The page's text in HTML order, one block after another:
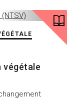
végétale